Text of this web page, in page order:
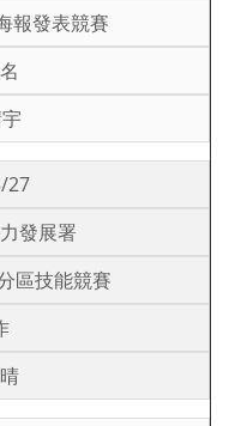
報發表競賽
27
發展署
區技能競賽